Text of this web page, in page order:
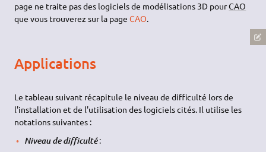
page ne traite pas des logiciels de modélisations 3D pourCAO
que vous trouverez sur la pageCAO.
Applications
Le tableau suivant récapitule le niveau de difficulté lors de
l'installation et de l'utilisation des logiciels cités. Il utilise les
notations suivantes :
Niveau de difficulté: